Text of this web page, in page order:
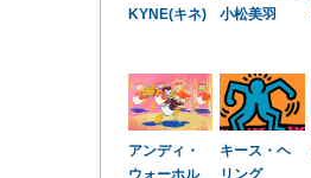
KYNE(キネ) 小松美羽
アンディ・
ウォーホル
キース・ヘ
リング